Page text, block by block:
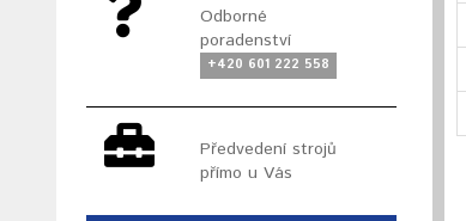
Odborné
poradenství
+420 601 222 558
Předvedení strojů
přímo u Vás